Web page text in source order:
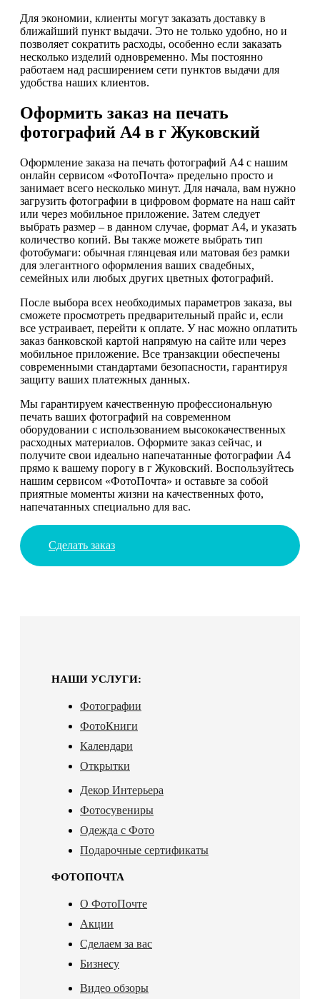
Для экономии, клиенты могут заказать доставку в
ближайший пункт выдачи. Это не только удобно, но и
позволяет сократить расходы, особенно если заказать
несколько изделий одновременно. Мы постоянно
работаем над расширением сети пунктов выдачи для
удобства наших клиентов.
Оформить заказ на печать
фотографий А4 в г Жуковский
Оформление заказа на печать фотографий А4 с нашим
онлайн сервисом «ФотоПочта» предельно просто и
занимает всего несколько минут. Для начала, вам нужно
загрузить фотографии в цифровом формате на наш сайт
или через мобильное приложение. Затем следует
выбрать размер – в данном случае, формат А4, и указать
количество копий. Вы также можете выбрать тип
фотобумаги: обычная глянцевая или матовая без рамки
для элегантного оформления ваших свадебных,
семейных или любых других цветных фотографий.
После выбора всех необходимых параметров заказа, вы
сможете просмотреть предварительный прайс и, если
все устраивает, перейти к оплате. У нас можно оплатить
заказ банковской картой напрямую на сайте или через
мобильное приложение. Все транзакции обеспечены
современными стандартами безопасности, гарантируя
защиту ваших платежных данных.
Мы гарантируем качественную профессиональную
печать ваших фотографий на современном
оборудовании с использованием высококачественных
расходных материалов. Оформите заказ сейчас, и
получите свои идеально напечатанные фотографии А4
прямо к вашему порогу в г Жуковский. Воспользуйтесь
нашим сервисом «ФотоПочта» и оставьте за собой
приятные моменты жизни на качественных фото,
напечатанных специально для вас.
Сделать заказ
НАШИ УСЛУГИ:
Фотографии
ФотоКниги
Календари
Открытки
Декор Интерьера
Фотосувениры
Одежда с Фото
Подарочные сертификаты
ФОТОПОЧТА
О ФотоПочте
Акции
Сделаем за вас
Бизнесу
Видео обзоры